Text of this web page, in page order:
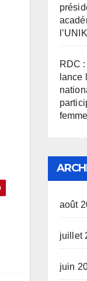
RDC
lance
août
juillet
juin